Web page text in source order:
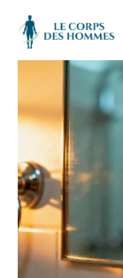
Aller
contenu